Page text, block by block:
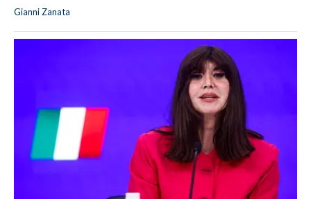
Gianni Zanata